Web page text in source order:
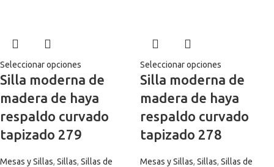
Seleccionar opciones
Silla moderna de
madera de haya
respaldo curvado
tapizado 279
Mesas y Sillas, Sillas, Sillas de
Seleccionar opciones
Silla moderna de
madera de haya
respaldo curvado
tapizado 278
Mesas y Sillas, Sillas, Sillas de